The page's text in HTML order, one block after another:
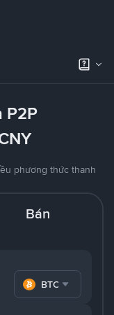
P2P
phương thức thanh
Bán
BTC